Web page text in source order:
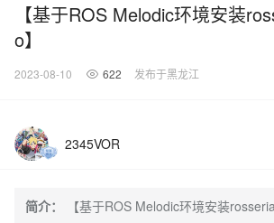
【基于ROS Melodic环境安装
o】
2023-08-10 622 发布于黑龙江
2345VOR
简介： 【基于ROS Melodic环境安装